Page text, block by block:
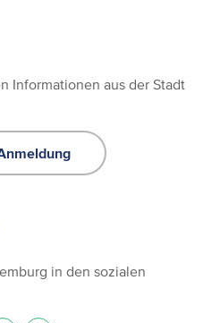
Informationen aus der Stadt
in den sozialen